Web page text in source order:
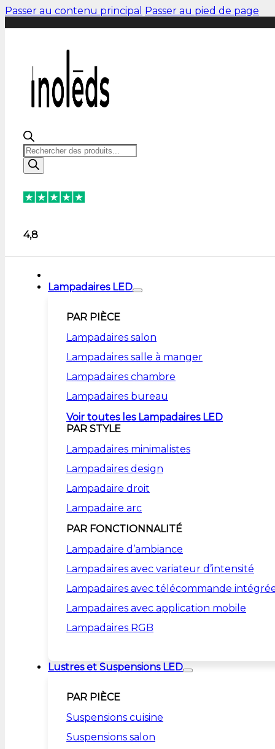
Passer au contenu principal Passer au pied de page
Trustpilot 4,8
Livraison offerte dès 50€
Trustpilot4,8
Livraison offerte dès 50€
Recherche
de
produits
4,8
Lampadaires LED
PAR PIÈCE
Lampadaires salon
Lampadaires salle à manger
Lampadaires chambre
Lampadaires bureau
Voir toutes les Lampadaires LED
PAR STYLE
Lampadaires minimalistes
Lampadaires design
Lampadaire droit
Lampadaire arc
PAR FONCTIONNALITÉ
Lampadaire d’ambiance
Lampadaires avec variateur d’intensité
Lampadaires avec télécommande
Lampadaires avec application mobile
Lampadaires RGB
Lustres et Suspensions LED
PAR PIÈCE
Suspensions cuisine
Suspensions salon